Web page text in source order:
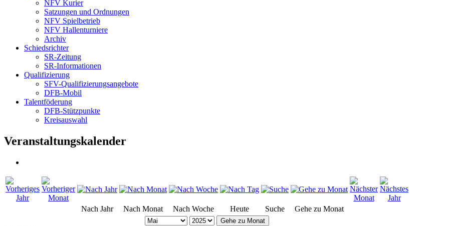
NFV Kurier
Satzungen und Ordnungen
NFV Spielbetrieb
NFV Hallenturniere
Archiv
Schiedsrichter
SR-Zeitung
SR-Informationen
Qualifizierung
SFV-Qualifizierungsangebote
DFB-Mobil
Talentföderung
DFB-Stützpunkte
Kreisauswahl
Veranstaltungskalender
Nach Jahr Nach Monat Nach Woche Heute Suche Gehe zu Monat
Gehe zu Monat